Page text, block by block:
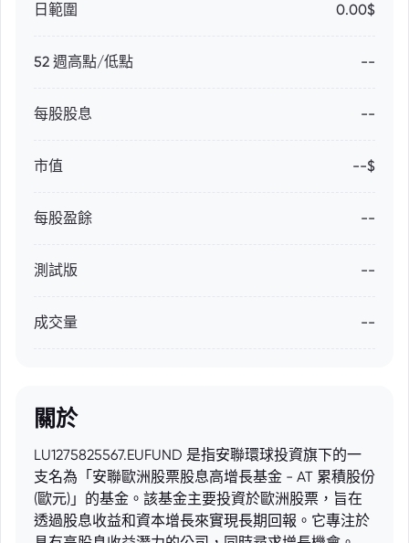
日範圍 0.00$
52 週高點/低點 --
每股股息 --
市值 --$
每股盈餘 --
測試版 --
成交量 --
關於
LU1275825567.EUFUND 是指安聯環球投資旗下的一
支名為「安聯歐洲股票股息高增長基金 - AT 累積股份
(歐元)」的基金。該基金主要投資於歐洲股票，旨在
透過股息收益和資本增長來實現長期回報。它專注於